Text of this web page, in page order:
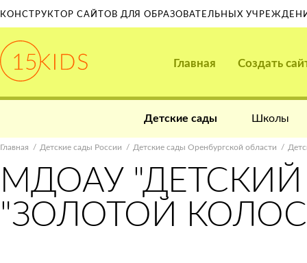
КОНСТРУКТОР САЙТОВ ДЛЯ ОБРАЗОВАТЕЛЬНЫХ
Главная Создать
Детские сады Школы
Главная Детские сады России Детские сады Оренбургской области
МДОАУ
"ЗОЛОТОЙ